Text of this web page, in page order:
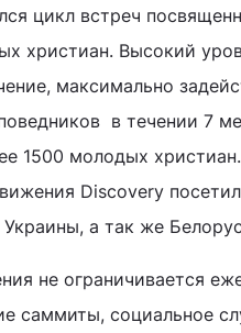
цикл встреч
христиан. Высокий
максимально
в течении 7
1500 молодых
Discovery
Украины, а так же
не ограничивается
саммиты, социальное